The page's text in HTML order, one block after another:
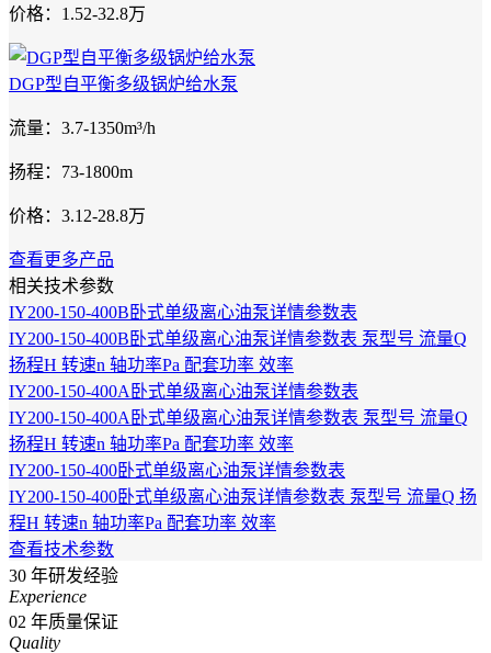
价格：1.52-32.8万
DGP型自平衡多级锅炉给水泵
流量：3.7-1350m³/h
扬程：73-1800m
价格：3.12-28.8万
查看更多产品
相关技术参数
IY200-150-400B卧式单级离心油泵详情参数表
IY200-150-400B卧式单级离心油泵详情参数表 泵型号 流量Q
扬程H 转速n 轴功率Pa 配套功率 效率
IY200-150-400A卧式单级离心油泵详情参数表
IY200-150-400A卧式单级离心油泵详情参数表 泵型号 流量Q
扬程H 转速n 轴功率Pa 配套功率 效率
IY200-150-400卧式单级离心油泵详情参数表
IY200-150-400卧式单级离心油泵详情参数表 泵型号 流量Q 扬
程H 转速n 轴功率Pa 配套功率 效率
查看技术参数
30 年研发经验
Experience
02 年质量保证
Quality